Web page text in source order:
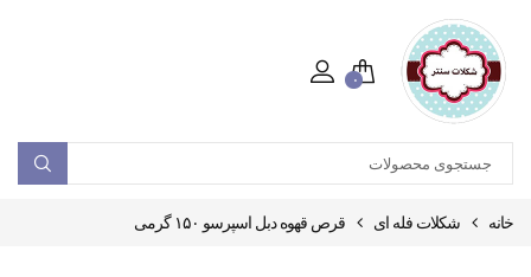
۰
خانه شکلات فله ای قرص قهوه دبل اسپرسو ۱۵۰ گرمی